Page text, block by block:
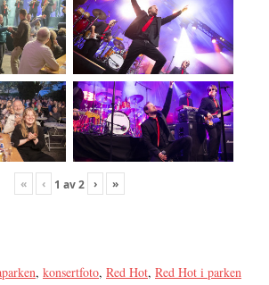
« ‹ 1 av2 › »
, konsertfoto, Red Hot, Red Hot i parken